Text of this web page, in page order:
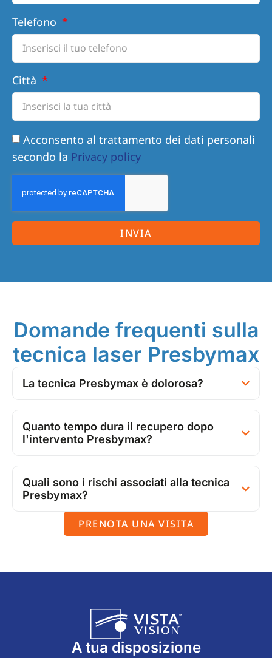
Telefono
Città
Acconsento al trattamento dei dati personali
secondo la Privacy policy
INVIA
Domande frequenti sulla
tecnica laser Presbymax
La tecnica Presbymax è dolorosa?
Quanto tempo dura il recupero dopo
l'intervento Presbymax?
Quali sono i rischi associati alla tecnica
Presbymax?
PRENOTA UNA VISITA
A tua disposizione